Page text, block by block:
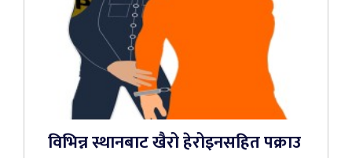
विभिन्न स्थानबाट खैरो हेरोइनसहित पक्राउ